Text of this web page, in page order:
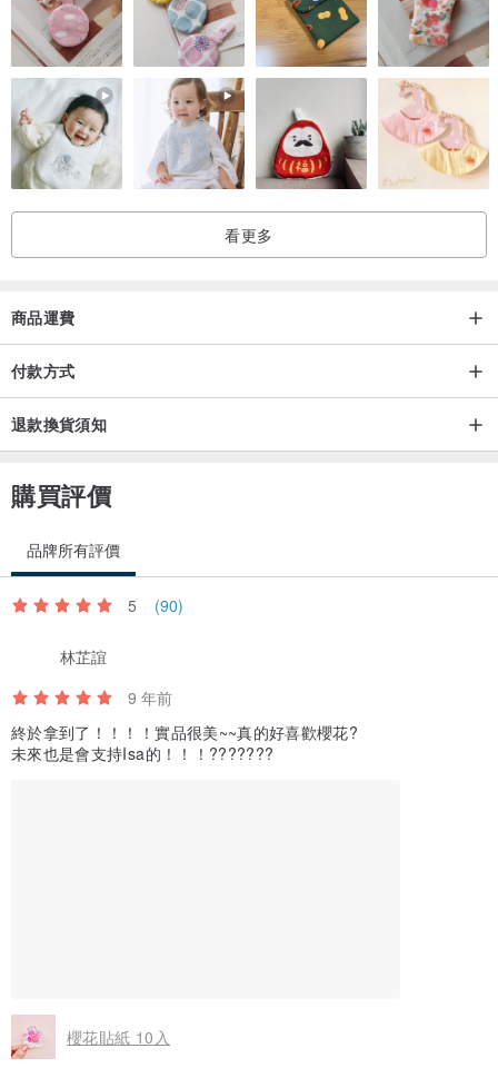
產地/製造方式
台灣設計製造
看更多
商品運費
付款方式
退款換貨須知
購買評價
品牌所有評價
5 (90)
林芷誼
9 年前
終於拿到了！！！！實品很美~~真的好喜歡櫻花?
未來也是會支持Isa的！！！???????
櫻花貼紙 10入